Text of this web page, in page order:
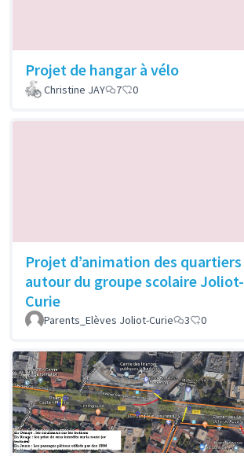
Projet de hangar à vélo
Christine JAY
7 0
Projet d’animation des quartiers
autour du groupe scolaire Joliot-
Curie
Parents_Elèves Joliot-Curie 3 0